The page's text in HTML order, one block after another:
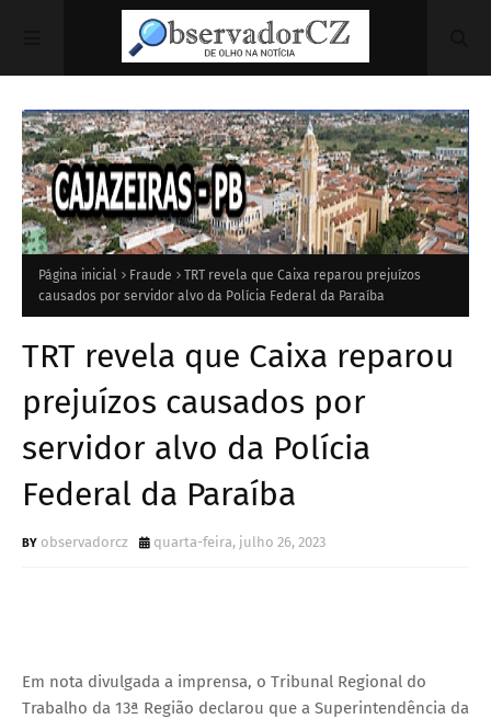
Página inicial Fraude
TRT revela que Caixa reparou prejuízos
causados por servidor alvo da Polícia Federal da Paraíba
TRT revela que Caixa reparou
prejuízos causados por
servidor alvo da Polícia
Federal da Paraíba
observadorcz quarta-feira, julho 26, 2023
Em nota divulgada a imprensa, o Tribunal Regional do
Trabalho da 13ª Região declarou que a Superintendência da